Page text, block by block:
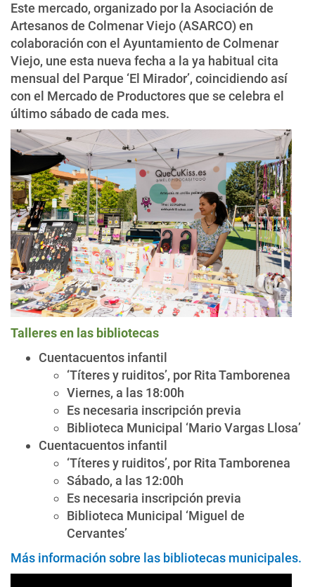
Este mercado, organizado por la Asociación de
Artesanos de Colmenar Viejo (ASARCO) en
colaboración con el Ayuntamiento de Colmenar
Viejo, une esta nueva fecha a la ya habitual cita
mensual del Parque ‘El Mirador’, coincidiendo así
con el Mercado de Productores que se celebra el
último sábado de cada mes.
Talleres en las bibliotecas
Cuentacuentos infantil
‘Títeres y ruiditos’, por Rita Tamborenea
Viernes, a las 18:00h
Es necesaria inscripción previa
Biblioteca Municipal ‘Mario Vargas Llosa’
Cuentacuentos infantil
‘Títeres y ruiditos’, por Rita Tamborenea
Sábado, a las 12:00h
Es necesaria inscripción previa
Biblioteca Municipal ‘Miguel de
Cervantes’
Más información sobre las bibliotecas municipales.